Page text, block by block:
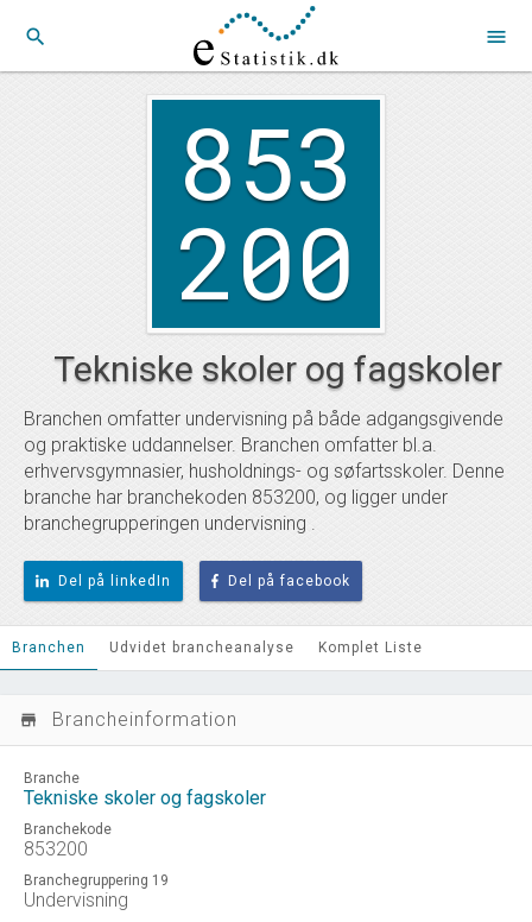
search menu
853
200
Tekniske skoler og fagskoler
Branchen omfatter undervisning på både adgangsgivende
og praktiske uddannelser. Branchen omfatter bl.a.
erhvervsgymnasier, husholdnings- og søfartsskoler. Denne
branche har branchekoden 853200, og ligger under
branchegrupperingen undervisning .
Del på linkedIn Del på facebook
Branchen Udvidet brancheanalyse Komplet Liste
store_mall_directory Brancheinformation
Branche
Tekniske skoler og fagskoler
Branchekode
853200
Branchegruppering 19
Undervisning